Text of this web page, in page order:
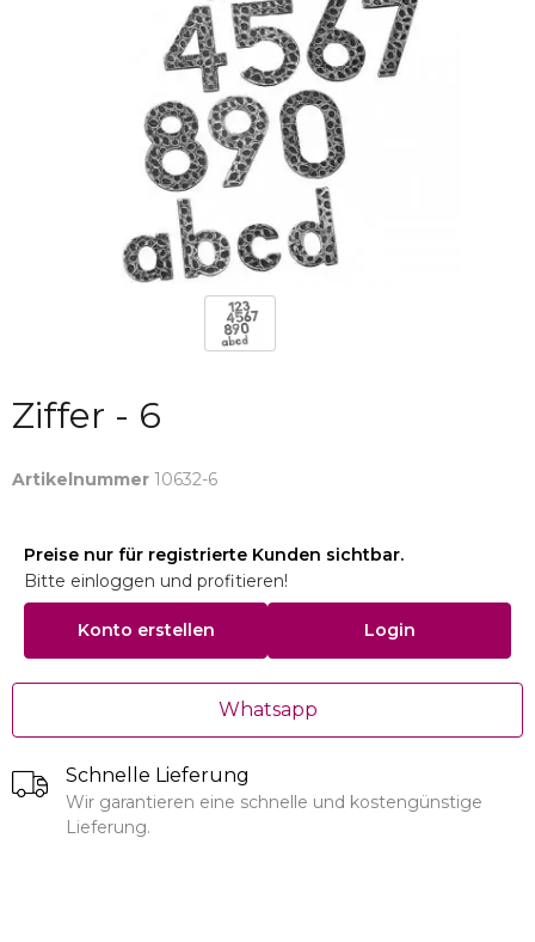
Ziffer - 6
Artikelnummer 10632-6
Preise nur für registrierte Kunden sichtbar.
Bitte einloggen und profitieren!
Konto erstellen Login
Whatsapp
Schnelle Lieferung
Wir garantieren eine schnelle und kostengünstige
Lieferung.